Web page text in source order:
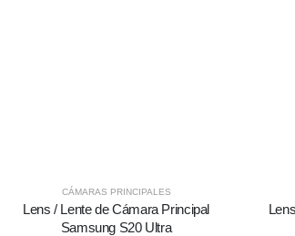
CÁMARAS PRINCIPALES
Lens / Lente de Cámara Principal
Samsung S20 Ultra